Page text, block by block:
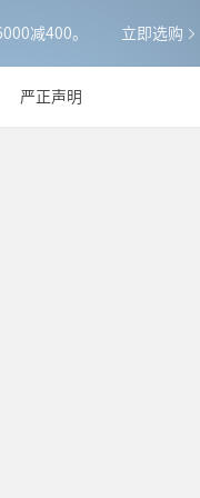
减400。 立即选购
严正声明